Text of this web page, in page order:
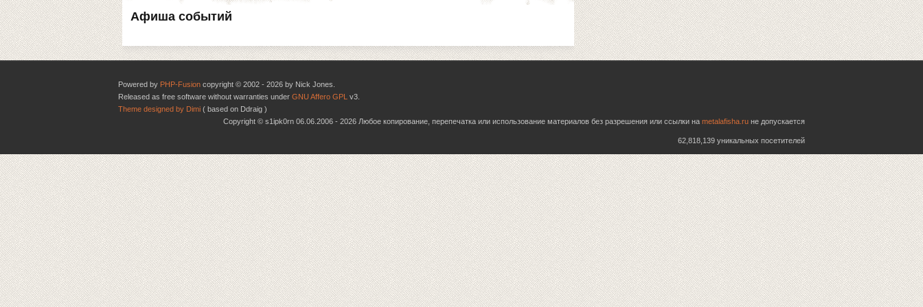
Афиша событий
Powered by PHP-Fusion copyright © 2002 - 2026 by Nick Jones.
Released as free software without warranties under GNU Affero GPL v3.
Theme designed by Dimi ( based on Ddraig )
Copyright © s1ipk0rn 06.06.2006 - 2026 Любое копирование, перепечатка или использование материалов без разрешения или ссылки на metalafisha.ru не допускается
62,818,139 уникальных посетителей